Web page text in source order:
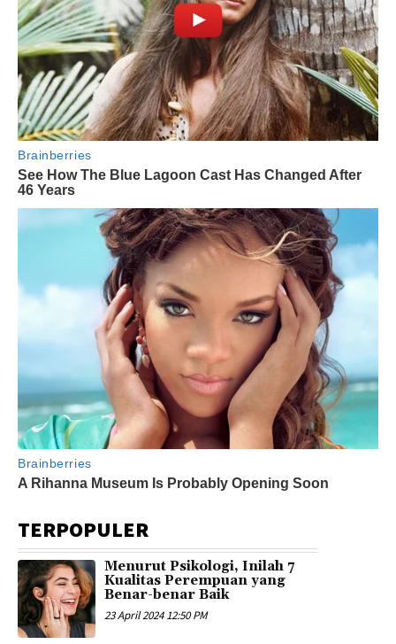
TERPOPULER
Menurut Psikologi, Inilah 7
Kualitas Perempuan yang
Benar-benar Baik
23 April 2024 12:50 PM